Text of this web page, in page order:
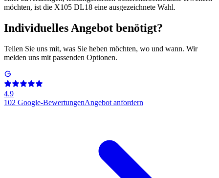
möchten, ist die X105 DL18 eine ausgezeichnete Wahl.
Individuelles Angebot benötigt?
Teilen Sie uns mit, was Sie heben möchten, wo und wann. Wir
melden uns mit passenden Optionen.
4.9
102 Google-BewertungenAngebot anfordern